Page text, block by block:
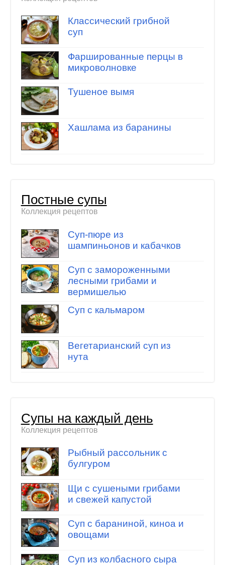
Классический грибной
суп
Фаршированные перцы в
микроволновке
Тушеное вымя
Хашлама из баранины
Постные супы
Коллекция рецептов
Суп-пюре из
шампиньонов и кабачков
Суп с замороженными
лесными грибами и
вермишелью
Суп с кальмаром
Вегетарианский суп из
нута
Супы на каждый день
Коллекция рецептов
Рыбный рассольник с
булгуром
Щи с сушеными грибами
и свежей капустой
Суп с бараниной, киноа и
овощами
Суп из колбасного сыра